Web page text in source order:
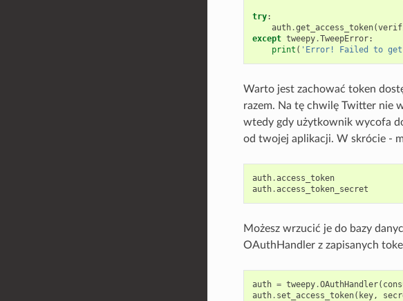
try:
auth.get_access_token(
except tweepy.TweepError:
print ( 'Error! Failed to get
Warto jest zachować token
razem. Na tę chwilę Twitter nie
wtedy gdy użytkownik wycofa
od twojej aplikacji. W skrócie -
auth.access_token
auth.access_token_secret
Możesz wrzucić je do bazy
OAuthHandler z zapisanych
auth = tweepy.OAuthHandler(
auth. set_access_token( key,